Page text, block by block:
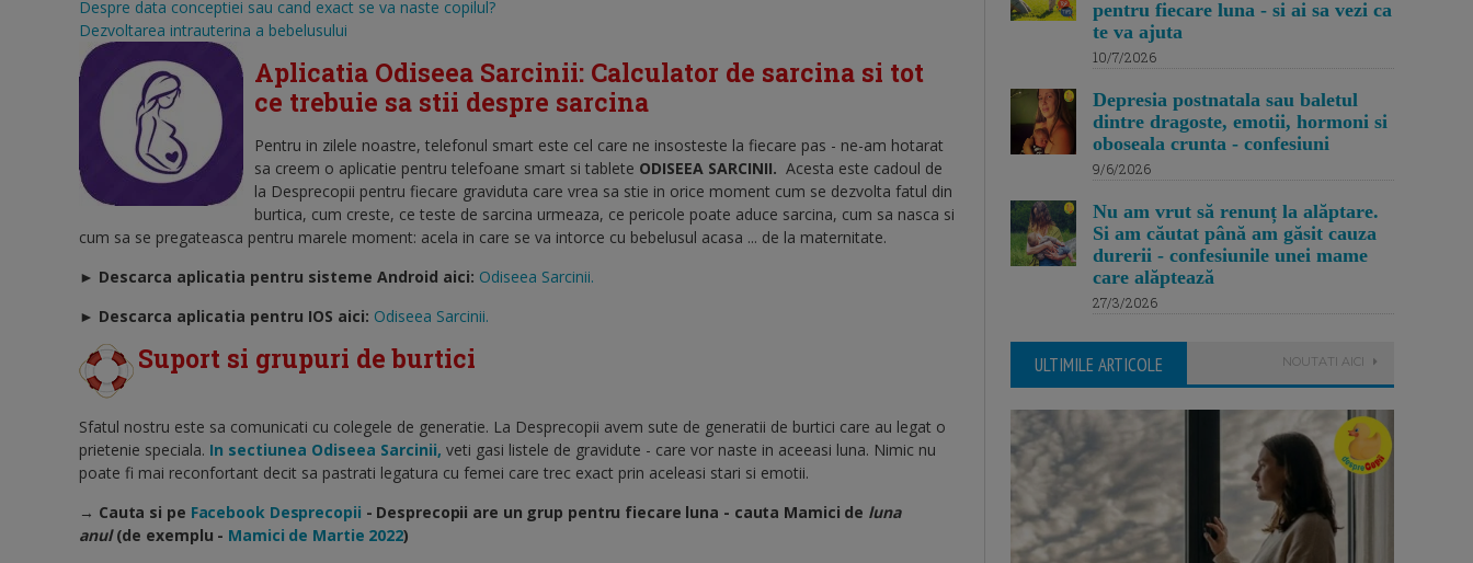
Despre data conceptiei sau cand exact se va naste copilul?
Dezvoltarea intrauterina a bebelusului
Aplicatia Odiseea Sarcinii: Calculator de sarcina si tot
ce trebuie sa stii despre sarcina
Pentru in zilele noastre, telefonul smart este cel care ne insosteste la fiecare pas - ne-am hotarat
sa creem o aplicatie pentru telefoane smart si tablete ODISEEA SARCINII. Acesta este cadoul de
la Desprecopii pentru fiecare graviduta care vrea sa stie in orice moment cum se dezvolta fatul din
burtica, cum creste, ce teste de sarcina urmeaza, ce pericole poate aduce sarcina, cum sa nasca si
cum sa se pregateasca pentru marele moment: acela in care se va intorce cu bebelusul acasa ... de la maternitate.
► Descarca aplicatia pentru sisteme Android aici: Odiseea Sarcinii.
► Descarca aplicatia pentru IOS aici: Odiseea Sarcinii.
Suport si grupuri de burtici
Sfatul nostru este sa comunicati cu colegele de generatie. La Desprecopii avem sute de generatii de burtici care au legat o
prietenie speciala. In sectiunea Odiseea Sarcinii, veti gasi listele de gravidute - care vor naste in aceeasi luna. Nimic nu
poate fi mai reconfortant decit sa pastrati legatura cu femei care trec exact prin aceleasi stari si emotii.
→ Cauta si pe Facebook Desprecopii - Desprecopii are un grup pentru fiecare luna - cauta Mamici de luna
anul (de exemplu - Mamici de Martie 2022)
pentru fiecare luna - si ai sa vezi ca
te va ajuta
10/7/2026
Depresia postnatala sau baletul
dintre dragoste, emotii, hormoni si
oboseala crunta - confesiuni
9/6/2026
Nu am vrut să renunț la alăptare.
Si am căutat până am găsit cauza
durerii - confesiunile unei mame
care alăptează
27/3/2026
ULTIMILE ARTICOLE NOUTATI AICI